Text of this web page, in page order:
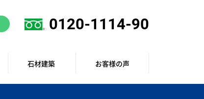
0120-1114-90
石材建築 お客様の声